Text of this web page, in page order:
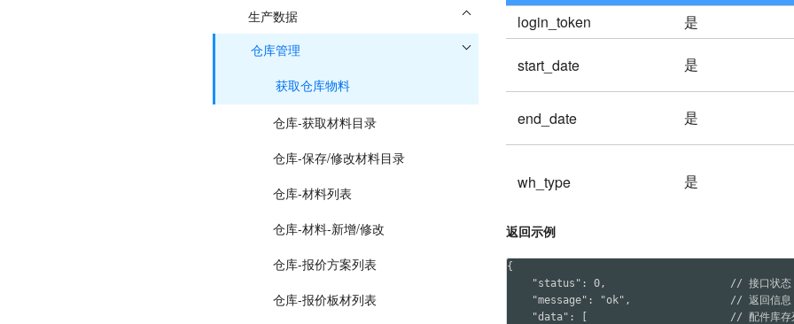
生产数据
仓库管理
获取仓库物料
仓库-获取材料目录
仓库-保存/修改材料目录
仓库-材料列表
仓库-材料-新增/修改
仓库-报价方案列表
仓库-报价板材列表
login_token
是
start_date 是
end_date 是
wh_type 是
返回示例
{
"status": 0,                    // 接口状态
"message": "ok",                // 返回信息
"data": [                       // 配件库存